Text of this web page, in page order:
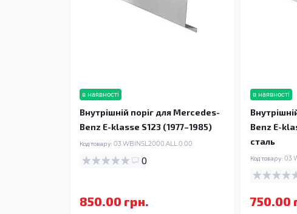
в наявності
Внутрішній поріг для Mercedes-
Benz E-klasse S123 (1977–1985)
Код товару: 03.WBINSL2000.ALL.0.00
0
850.00 грн.
в наявності
Benz E-
сталь
Код товару:
750.00